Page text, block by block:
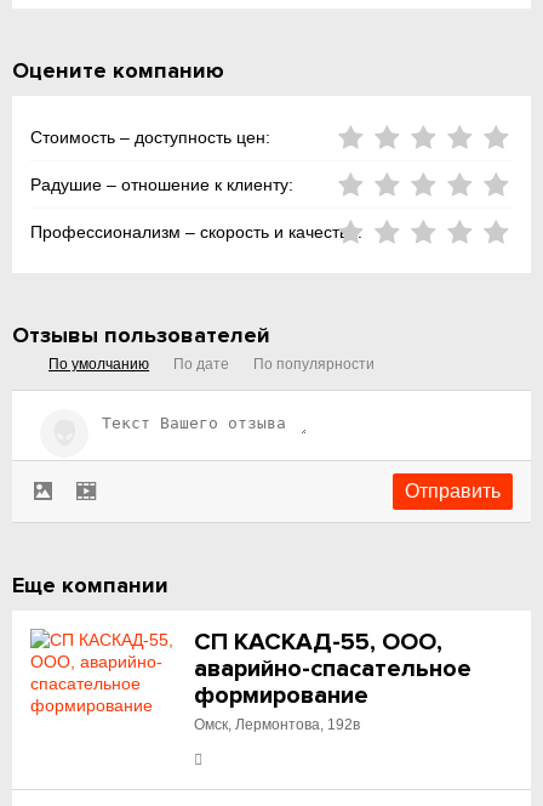
Оцените компанию
Стоимость – доступность цен:
Радушие – отношение к клиенту:
Профессионализм – скорость и качество:
Отзывы пользователей
По умолчанию По дате По популярности
Еще компании
СП КАСКАД-55, ООО,
аварийно-спасательное
формирование
Омск, Лермонтова, 192в